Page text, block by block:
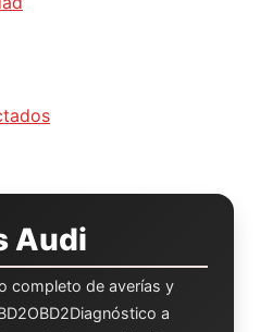
Audi
completo de averías y
OBD2Diagnóstico a